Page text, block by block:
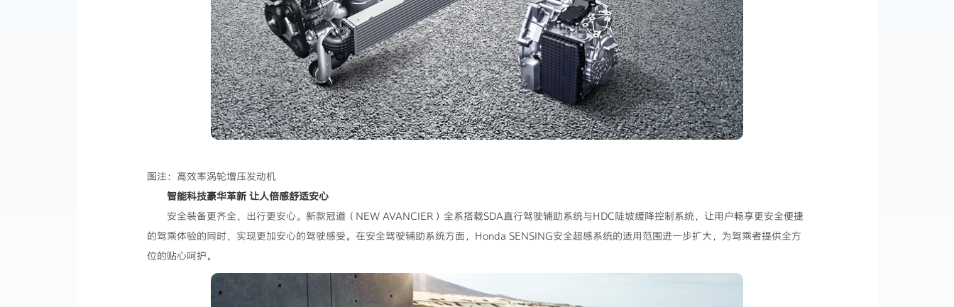
图注：高效率涡轮增压发动机
智能科技豪华革新 让人倍感舒适安心
安全装备更齐全，出行更安心。新款冠道（NEW AVANCIER）全系搭载SDA直行驾驶辅助系统与HDC陡坡缓降控制系统，让用户畅享更安全便捷
的驾乘体验的同时，实现更加安心的驾驶感受。在安全驾驶辅助系统方面，Honda SENSING安全超感系统的适用范围进一步扩大，为驾乘者提供全方
位的贴心呵护。